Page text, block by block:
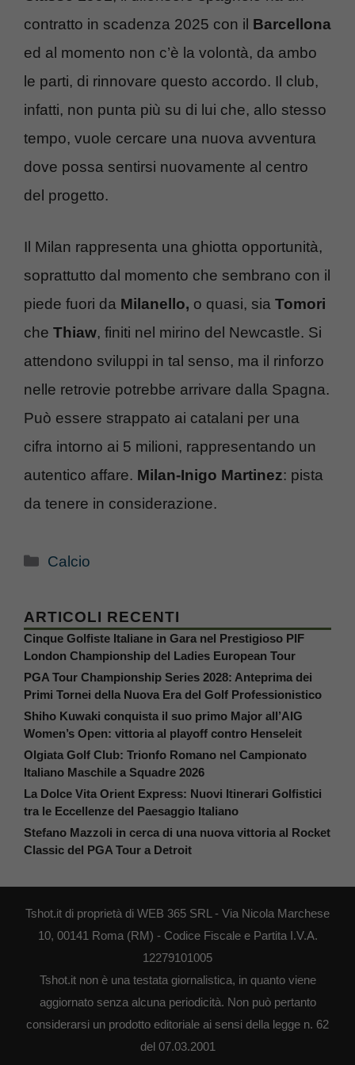
contratto in scadenza 2025 con il Barcellona
ed al momento non c’è la volontà, da ambo
le parti, di rinnovare questo accordo. Il club,
infatti, non punta più su di lui che, allo stesso
tempo, vuole cercare una nuova avventura
dove possa sentirsi nuovamente al centro
del progetto.
Il Milan rappresenta una ghiotta opportunità,
soprattutto dal momento che sembrano con il
piede fuori da Milanello, o quasi, sia Tomori
che Thiaw, finiti nel mirino del Newcastle. Si
attendono sviluppi in tal senso, ma il rinforzo
nelle retrovie potrebbe arrivare dalla Spagna.
Può essere strappato ai catalani per una
cifra intorno ai 5 milioni, rappresentando un
autentico affare. Milan-Inigo Martinez: pista
da tenere in considerazione.
Categorie
Calcio
ARTICOLI RECENTI
Cinque Golfiste Italiane in Gara nel Prestigioso PIF
London Championship del Ladies European Tour
PGA Tour Championship Series 2028: Anteprima dei
Primi Tornei della Nuova Era del Golf Professionistico
Shiho Kuwaki conquista il suo primo Major all’AIG
Women’s Open: vittoria al playoff contro Henseleit
Olgiata Golf Club: Trionfo Romano nel Campionato
Italiano Maschile a Squadre 2026
La Dolce Vita Orient Express: Nuovi Itinerari Golfistici
tra le Eccellenze del Paesaggio Italiano
Stefano Mazzoli in cerca di una nuova vittoria al Rocket
Classic del PGA Tour a Detroit
Tshot.it di proprietà di WEB 365 SRL - Via Nicola Marchese
10, 00141 Roma (RM) - Codice Fiscale e Partita I.V.A.
12279101005
Tshot.it non è una testata giornalistica, in quanto viene
aggiornato senza alcuna periodicità. Non può pertanto
considerarsi un prodotto editoriale ai sensi della legge n. 62
del 07.03.2001